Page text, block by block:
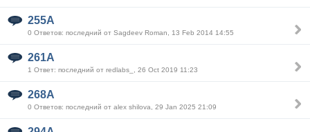
255A
0 Ответов: последний от Sagdeev Roman, 13 Feb 2014 14:55
261A
1 Ответ: последний от redlabs_, 26 Oct 2019 11:23
268A
0 Ответов: последний от alex shilova, 29 Jan 2025 21:09